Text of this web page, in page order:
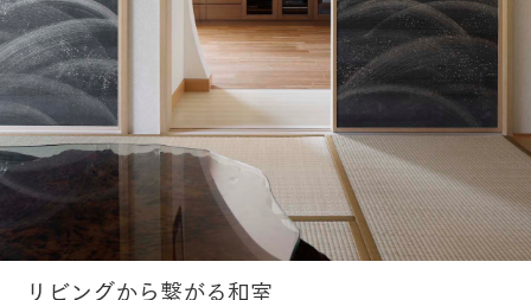
リビングから繋がる和室